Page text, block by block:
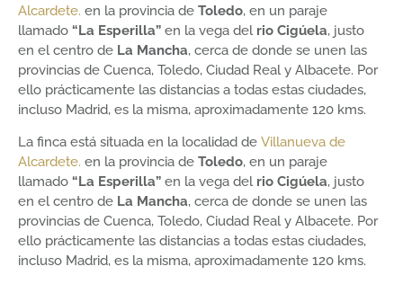
Alcardete. en la provincia de Toledo, en un paraje
llamado “La Esperilla” en la vega delrio Cigúela, justo
en el centro de La Mancha, cerca de donde se unen las
provincias de Cuenca, Toledo, Ciudad Real y Albacete. Por
ello prácticamente las distancias a todas estas ciudades,
incluso Madrid, es la misma, aproximadamente 120 kms.
La finca está situada en la localidad de Villanueva de
Alcardete. en la provincia de Toledo, en un paraje
llamado “La Esperilla” en la vega delrio Cigúela, justo
en el centro de La Mancha, cerca de donde se unen las
provincias de Cuenca, Toledo, Ciudad Real y Albacete. Por
ello prácticamente las distancias a todas estas ciudades,
incluso Madrid, es la misma, aproximadamente 120 kms.